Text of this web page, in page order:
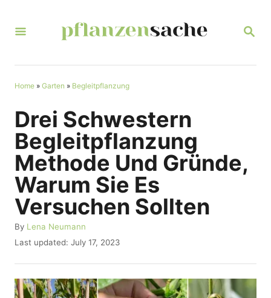
S
R
Home » Garten » Begleitpflanzung
Drei Schwestern
Begleitpflanzung
Methode Und Gründe,
Warum Sie Es
Versuchen Sollten
By A
u
h
o
r
Lena Neumann
P
s
t
e
Last updated: July 17, 2023